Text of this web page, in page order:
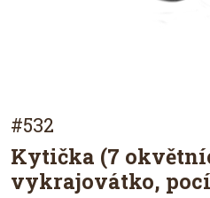
#532
Kytička (7
vykrajovátko,